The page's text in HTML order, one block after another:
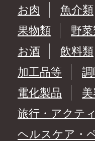
お肉
魚介類
果物類
野
お酒
飲料類
加工品等
電化製品
旅行・アクテ
ヘルスケア・